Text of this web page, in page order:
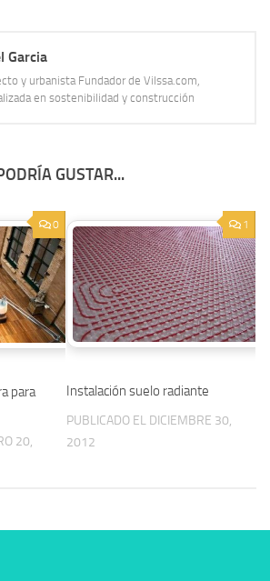
Garcia
y urbanista Fundador de Vilssa.com,
en sostenibilidad y construcción
GUSTAR...
0
para
20,
1
Instalación suelo radiante
PUBLICADO EL DICIEMBRE 30,
2012